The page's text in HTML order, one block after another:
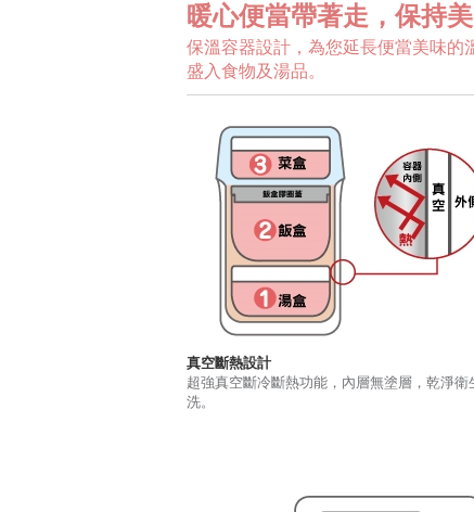
暖心便當帶著走，保持
保溫容器設計，為您延長便當美味的
盛入食物及湯品。
真空斷熱設計
超強真空斷冷斷熱功能，內層無塗層，乾淨衛
洗。